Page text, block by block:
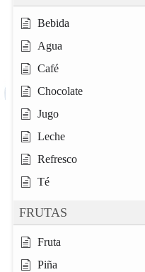
Bebida
Agua
Café
Chocolate
Jugo
Leche
Refresco
Té
FRUTAS
Fruta
Piña